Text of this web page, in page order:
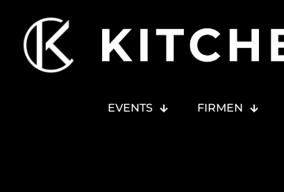
EVENTS FIRMEN